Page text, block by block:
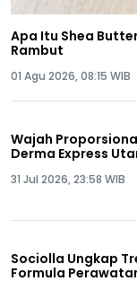
Apa Itu Shea
Rambut
01 Agu 2026, 08:15 WIB
Wajah
Derma Express
31 Jul 2026, 23:58 WIB
Sociolla Ungkap
Formula